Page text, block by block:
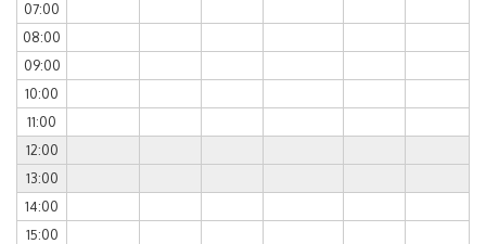
07:00
08:00
09:00
10:00
11:00
12:00
13:00
14:00
15:00